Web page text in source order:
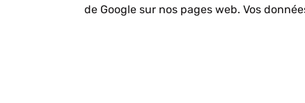
de Google sur nos pages web. Vos